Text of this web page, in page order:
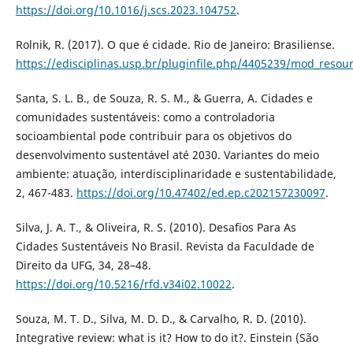
https://doi.org/10.1016/j.scs.2023.104752.
Rolnik, R. (2017). O que é cidade. Rio de Janeiro: Brasiliense.
https://edisciplinas.usp.br/pluginfile.php/4405239/
Santa, S. L. B., de Souza, R. S. M., & Guerra, A. Cidades e
comunidades sustentáveis: como a controladoria
socioambiental pode contribuir para os objetivos do
desenvolvimento sustentável até 2030. Variantes do meio
ambiente: atuação, interdisciplinaridade e sustentabilidade,
2, 467-483. https://doi.org/10.47402/ed.ep.c202157230097.
Silva, J. A. T., & Oliveira, R. S. (2010). Desafios Para As
Cidades Sustentáveis No Brasil. Revista da Faculdade de
Direito da UFG, 34, 28–48.
https://doi.org/10.5216/rfd.v34i02.10022.
Souza, M. T. D., Silva, M. D. D., & Carvalho, R. D. (2010).
Integrative review: what is it? How to do it?. Einstein (São